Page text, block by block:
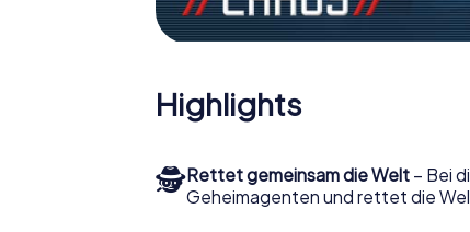
Highlights
🕵Rettet gemeinsam die Welt – Bei
Geheimagenten und rettet die